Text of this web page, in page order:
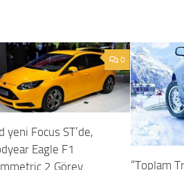
0
yeni Focus ST’de,
Eagle F1
2 Görev
“Toplam